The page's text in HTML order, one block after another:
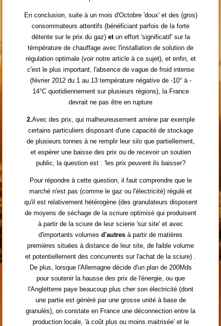
En conclusion, suite à un mois d'Octobre 'doux' et des (gros)
consommateurs attentifs (bénéficiant parfois de la forte
détente sur le prix du gaz) etun effort 'significatif' sur la
témpérature de chauffage avec l'installation de solution de
régulation optimale (voir notre article à ce sujet), et enfin, et
c'est le plus important, l'absence de vague de froid intense
(février 2012 du 1 au 13 température négative de -10° à -
14°C quotidiennement sur plusieurs régions), la France
devrait ne pas être en rupture
2.Avec des prix, qui malheureusement amène par exemple
certains particuliers disposant d'une capacité de stockage
de plusieurs tonnes à ne remplir leur silo que partiellement,
et espérer une baisse des prix ou de recevoir un soutien
public, la question est : 'les prix peuvent ils baisser?
Pour répondre à cette question, il faut comprendre que le
marché n'est pas (comme le gaz ou l'électricité) régulé et
qu'il est relativement hétérogène (des granulateurs disposent
de moyens de séchage de la scriure optimisé qui produisent
à partir de la sciure de leur scierie 'sur site' et avec
d'importants volumes d'autres à partir de matières
premières situées à distance de leur site, de faible volume
et potentiellement des concurrents sur l'achat de la sciure) .
De plus, lorsque l'Allemagne décide d'un plan de 200Mds
pour soutenir la hausse des prix de l'énergie, ou que
l'Angletterre paye beaucoup plus cher son électricité (dont
une partie est généré par une grosse unité à base de
granulés), on constate en France une déconnection entre la
production locale, 'à coût plus ou moins maitrisée' et le